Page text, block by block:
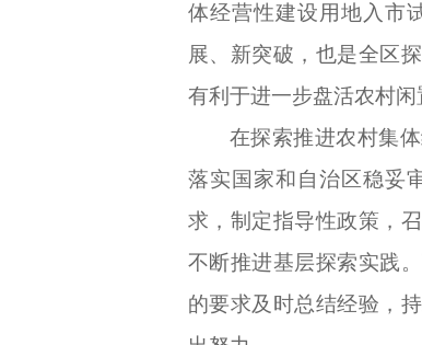
体经营性建设用地入市
展、新突破，也是全区
有利于进一步盘活农村
在探索推进农村集
落实国家和自治区稳妥
求， 制定指导性政策 ，
不断推进基层探索实践。
的要求及时总结经验，